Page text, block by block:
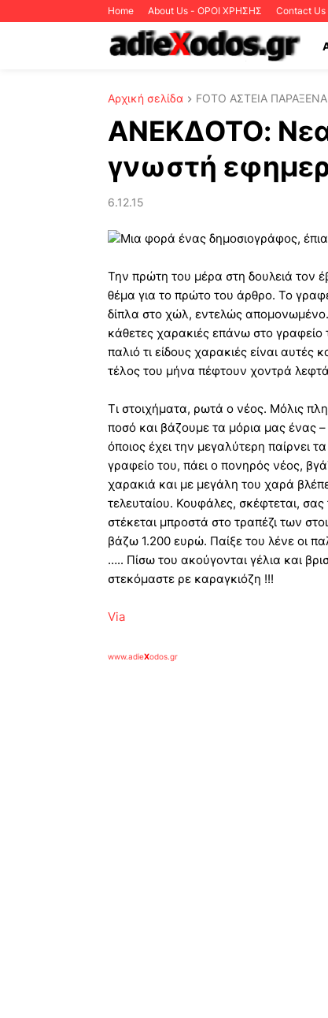
Home About Us - ΟΡΟΙ ΧΡΗΣΗΣ Contact Us
Αρχική σελίδα FOTO ΑΣΤΕΙΑ
ΑΝΕΚΔΟΤΟ:
γνωστή
6.12.15
Μια φορά ένας δημοσιογράφος,
Την πρώτη του μέρα στη δουλειά τον
θέμα για το πρώτο του άρθρο. Το
δίπλα στο χώλ, εντελώς
κάθετες χαρακιές επάνω στο γραφείο
παλιό τι είδους χαρακιές είναι αυτές
τέλος του μήνα πέφτουν χοντρά
Τι στοιχήματα, ρωτά ο νέος. Μόλις
ποσό και βάζουμε τα μόρια μας ένας
όποιος έχει την μεγαλύτερη παίρνει
γραφείο του, πάει ο πονηρός νέος,
χαρακιά και με μεγάλη του χαρά
τελευταίου. Κουφάλες, σκέφτεται,
στέκεται μπροστά στο τραπέζι των
βάζω 1.200 ευρώ. Παίξε του λένε οι
….. Πίσω του ακούγονται γέλια και
στεκόμαστε ρε καραγκιόζη !!!
Via
www.adieXodos.gr